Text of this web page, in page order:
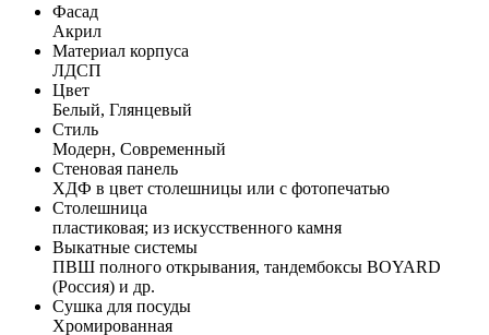
Фасад
Акрил
Материал корпуса
ЛДСП
Цвет
Белый, Глянцевый
Стиль
Модерн, Современный
Стеновая панель
ХДФ в цвет столешницы или с фотопечатью
Столешница
пластиковая; из искусственного камня
Выкатные системы
ПВШ полного открывания, тандембоксы BOYARD
(Россия) и др.
Сушка для посуды
Хромированная